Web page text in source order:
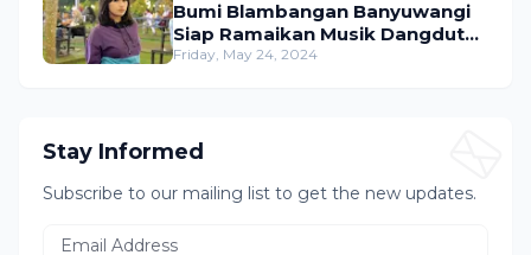
Bumi Blambangan Banyuwangi
Siap Ramaikan Musik Dangdut
Indonesia
Friday, May 24, 2024
Stay Informed
Subscribe to our mailing list to get the new updates.